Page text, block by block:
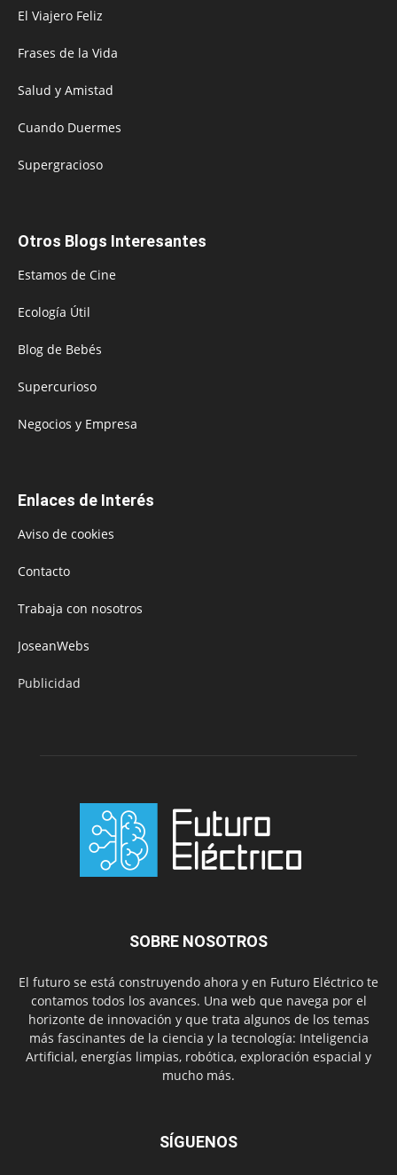
El Viajero Feliz
Frases de la Vida
Salud y Amistad
Cuando Duermes
Supergracioso
Otros Blogs Interesantes
Estamos de Cine
Ecología Útil
Blog de Bebés
Supercurioso
Negocios y Empresa
Enlaces de Interés
Aviso de cookies
Contacto
Trabaja con nosotros
JoseanWebs
Publicidad
SOBRE NOSOTROS
El futuro se está construyendo ahora y en Futuro Eléctrico te
contamos todos los avances. Una web que navega por el
horizonte de innovación y que trata algunos de los temas
más fascinantes de la ciencia y la tecnología: Inteligencia
Artificial, energías limpias, robótica, exploración espacial y
mucho más.
SÍGUENOS